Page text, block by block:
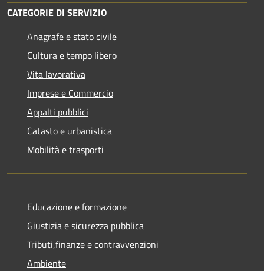
CATEGORIE DI SERVIZIO
Anagrafe e stato civile
Cultura e tempo libero
Vita lavorativa
Imprese e Commercio
Appalti pubblici
Catasto e urbanistica
Mobilità e trasporti
Educazione e formazione
Giustizia e sicurezza pubblica
Tributi,finanze e contravvenzioni
Ambiente